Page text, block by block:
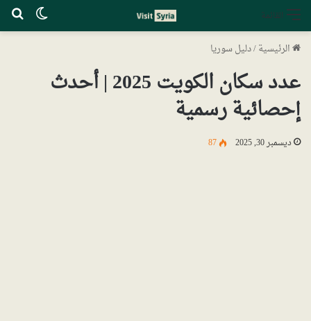
القائمة
الرئيسية/دليل سوريا
عدد سكان الكويت 2025 | أحدث
إحصائية رسمية
ديسمبر 30, 2025 87